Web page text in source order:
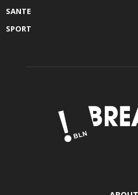
SANTE
SPORT